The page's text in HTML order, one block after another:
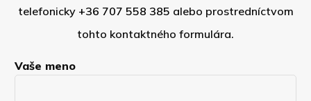
telefonicky +36 707 558 385 alebo prostredníctvom
tohto kontaktného formulára.
Vaše meno